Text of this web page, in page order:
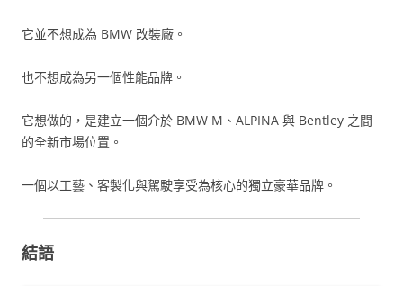
它並不想成為 BMW 改裝廠。
也不想成為另一個性能品牌。
它想做的，是建立一個介於 BMW M、ALPINA 與 Bentley 之間
的全新市場位置。
一個以工藝、客製化與駕駛享受為核心的獨立豪華品牌。
結語